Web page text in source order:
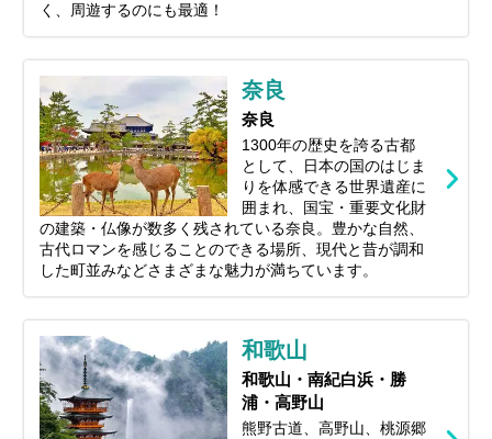
く、周遊するのにも最適！
奈良
奈良
1300年の歴史を誇る古都
として、日本の国のはじま
りを体感できる世界遺産に
囲まれ、国宝・重要文化財
の建築・仏像が数多く残されている奈良。豊かな自然、
古代ロマンを感じることのできる場所、現代と昔が調和
した町並みなどさまざまな魅力が満ちています。
和歌山
和歌山・南紀白浜・勝
浦・高野山
熊野古道、高野山、桃源郷